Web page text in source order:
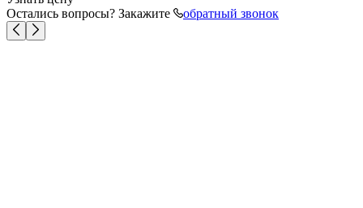
Остались вопросы? Закажите
обратный звонок